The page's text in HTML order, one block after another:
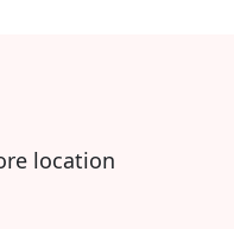
location